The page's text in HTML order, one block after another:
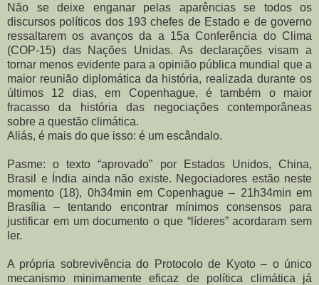
Não se deixe enganar pelas aparências se todos os
discursos políticos dos 193 chefes de Estado e de governo
ressaltarem os avanços da a 15a Conferência do Clima
(COP-15) das Nações Unidas. As declarações visam a
tornar menos evidente para a opinião pública mundial que a
maior reunião diplomática da história, realizada durante os
últimos 12 dias, em Copenhague, é também o maior
fracasso da história das negociações contemporâneas
sobre a questão climática.
Aliás, é mais do que isso: é um escândalo.
Pasme: o texto “aprovado” por Estados Unidos, China,
Brasil e Índia ainda não existe. Negociadores estão neste
momento (18), 0h34min em Copenhague – 21h34min em
Brasília – tentando encontrar mínimos consensos para
justificar em um documento o que “líderes” acordaram sem
ler.
A própria sobrevivência do Protocolo de Kyoto – o único
mecanismo minimamente eficaz de política climática já